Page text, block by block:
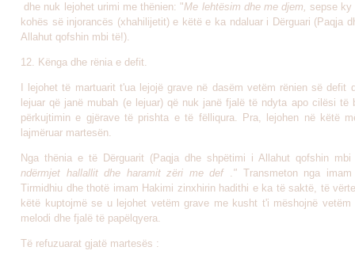
dhe nuk lejohet urimi me thënien: "Me lehtësim dhe me djem, sepse ky
kohës së injorancës (xhahilijetit) e këtë e ka ndaluar i Dërguari (Paqja
Allahut qofshin mbi të!).
12. Kënga dhe rënia e defit.
I lejohet të martuarit t'ua lejojë grave në dasëm vetëm rënien së defit
lejuar që janë mubah (e lejuar) që nuk janë fjalë të ndyta apo cilësi të
përkujtimin e gjërave të prishta e të fëlliqura. Pra, lejohen në këtë
lajmëruar martesën.
Nga thënia e të Dërguarit (Paqja dhe shpëtimi i Allahut qofshin mbi
ndërmjet hallallit dhe haramit zëri me def ." Transmeton nga
Tirmidhiu dhe thotë imam Hakimi zinxhirin hadithi e ka të saktë, të
këtë kuptojmë se u lejohet vetëm grave me kusht t'i mëshojnë vetëm
melodi dhe fjalë të papëlqyera.
Të refuzuarat gjatë martesës :